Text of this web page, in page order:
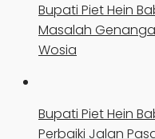
Bupati Piet Hein
Masalah
Wosia
Bupati Piet Hein
Perbaiki Jalan